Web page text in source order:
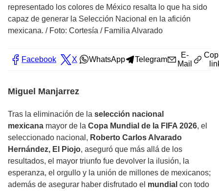
representado los colores de México resalta lo que ha sido
capaz de generar la Selección Nacional en la afición
mexicana. / Foto: Cortesía / Familia Alvarado
Facebook X WhatsApp Telegram
E-
Mail
Miguel Manjarrez
Tras la eliminación de la selección nacional
mexicana mayor de la Copa Mundial de la FIFA 2026, el
seleccionado nacional, Roberto Carlos Alvarado
Hernández, El Piojo, aseguró que más allá de los
resultados, el mayor triunfo fue devolver la ilusión, la
esperanza, el orgullo y la unión de millones de mexicanos;
además de asegurar haber disfrutado el mundial con todo